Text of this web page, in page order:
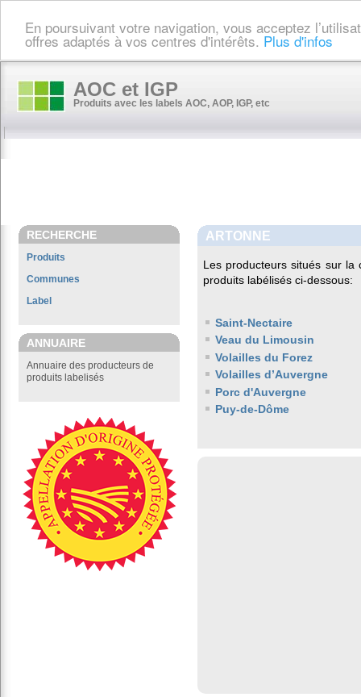
En poursuivant votre navigation, vous acceptez
offres adaptés à vos centres d'intérêts. Plus d'infos
AOC et IGP
Produits avec les labels AOC, AOP, IGP, etc
RECHERCHE
Produits
Communes
Label
ANNUAIRE
Annuaire des producteurs de
produits labelisés
ARTONNE
Les producteurs situés sur la
produits labélisés ci-dessous:
Saint-Nectaire
Veau du Limousin
Volailles du Forez
Volailles d’Auvergne
Porc d'Auvergne
Puy-de-Dôme